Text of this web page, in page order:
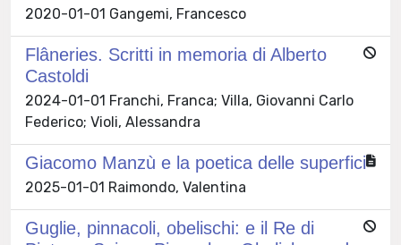
2020-01-01 Gangemi, Francesco
Flâneries. Scritti in memoria di Alberto
Castoldi
2024-01-01 Franchi, Franca; Villa, Giovanni Carlo
Federico; Violi, Alessandra
Giacomo Manzù e la poetica delle superfici
2025-01-01 Raimondo, Valentina
Guglie, pinnacoli, obelischi: e il Re di